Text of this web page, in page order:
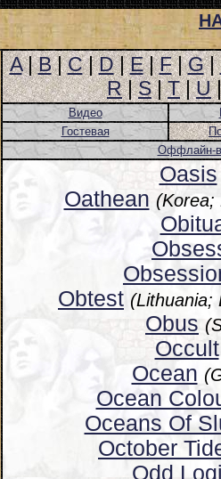
A|B|C|D|E|F|G|
R|S|T|U
Видео
Гостевая
Оффлайн-
Oasis
Oathean (Korea;
Obtest (Lithuania;
Obus
Occult
Ocean
Ocean
Oceans Of
October
Odd